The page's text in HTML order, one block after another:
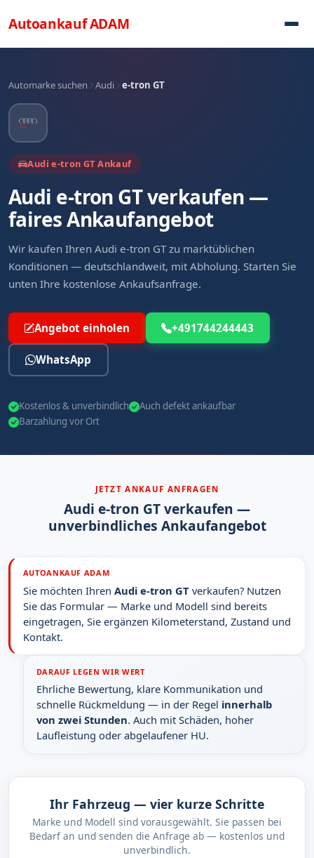
AutoankaufADAM
Automarke suchen Audi e-tron GT
Audi e-tron GT Ankauf
Audi e-tron GT verkaufen —
faires Ankaufangebot
Wir kaufen Ihren Audi e-tron GT zu marktüblichen
Konditionen — deutschlandweit, mit Abholung. Starten Sie
unten Ihre kostenlose Ankaufsanfrage.
Angebot einholen +491744244443
WhatsApp
Kostenlos & unverbindlich
Auch defekt ankaufbar
Barzahlung vor Ort
JETZT ANKAUF ANFRAGEN
Audi e-tron GT verkaufen —
unverbindliches Ankaufangebot
AUTOANKAUF ADAM
Sie möchten Ihren Audi e-tron GTverkaufen? Nutzen
Sie das Formular — Marke und Modell sind bereits
eingetragen, Sie ergänzen Kilometerstand, Zustand und
Kontakt.
DARAUF LEGEN WIR WERT
Ehrliche Bewertung, klare Kommunikation und
schnelle Rückmeldung — in der Regel innerhalb
von zwei Stunden. Auch mit Schäden, hoher
Laufleistung oder abgelaufener HU.
Ihr Fahrzeug — vier kurze Schritte
Marke und Modell sind vorausgewählt. Sie passen bei
Bedarf an und senden die Anfrage ab — kostenlos und
unverbindlich.